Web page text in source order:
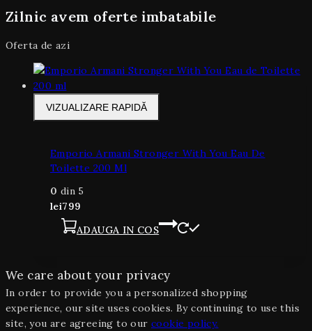
Zilnic avem oferte imbatabile
Oferta de azi
VIZUALIZARE RAPIDĂ
Emporio Armani Stronger With You Eau De
Toilette 200 Ml
0 din 5
lei799
ADAUGA IN COS
We care about your privacy
In order to provide you a personalized shopping
experience, our site uses cookies. By continuing to use this
site, you are agreeing to our cookie policy.